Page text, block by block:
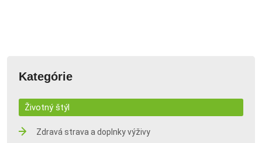
Kategórie
Životný štýl
Zdravá strava a doplnky výživy